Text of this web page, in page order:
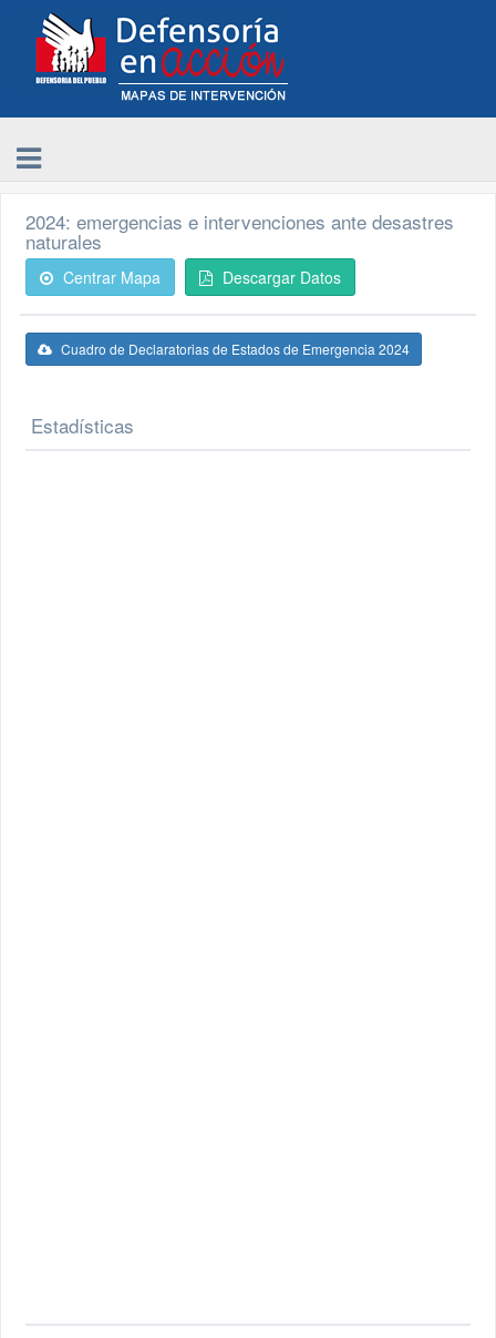
2024: emergencias e intervenciones ante desastres
naturales
Centrar Mapa Descargar Datos
Cuadro de Declaratorias de Estados de Emergencia 2024
Estadísticas